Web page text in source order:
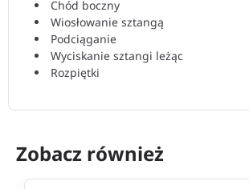
Chód boczny
Wiosłowanie sztangą
Podciąganie
Wyciskanie sztangi leżąc
Rozpiętki
Zobacz również